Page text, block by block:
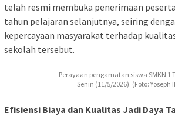
telah resmi membuka penerimaan
tahun pelajaran selanjutnya, seiring
kepercayaan masyarakat terhadap
sekolah tersebut.
Perayaan pengamatan siswa SMKN 1
Senin (11/5/2026). (Foto:
Efisiensi Biaya dan Kualitas Jadi Daya